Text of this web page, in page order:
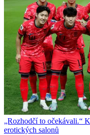
„Rozhodčí to očekávali.“
erotických salonů